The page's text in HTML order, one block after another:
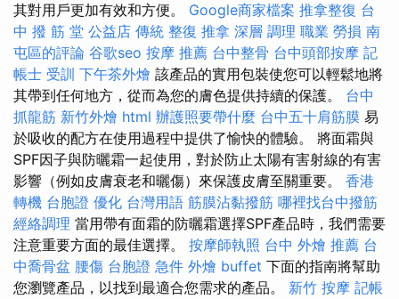
其對用戶更加有效和方便。 Google商家檔案 推拿整復 台
中 撥 筋 堂 公益店 傳統 整復 推拿 深層 調理 職業 勞損 南
屯區的評論 谷歌seo 按摩 推薦 台中整骨 台中頭部按摩 記
帳士 受訓 下午茶外燴 該產品的實用包裝使您可以輕鬆地將
其帶到任何地方，從而為您的膚色提供持續的保護。 台中
抓龍筋 新竹外燴 html 辦護照要帶什麼 台中五十肩筋膜 易
於吸收的配方在使用過程中提供了愉快的體驗。 將面霜與
SPF因子與防曬霜一起使用，對於防止太陽有害射線的有害
影響（例如皮膚衰老和曬傷）來保護皮膚至關重要。 香港
轉機 台胞證 優化 台灣用語 筋膜沾黏撥筋 哪裡找台中撥筋
經絡調理 當用帶有面霜的防曬霜選擇SPF產品時，我們需要
注意重要方面的最佳選擇。 按摩師執照 台中 外燴 推薦 台
中喬骨盆 腰傷 台胞證 急件 外燴 buffet 下面的指南將幫助
您瀏覽產品，以找到最適合您需求的產品。 新竹 按摩 記帳